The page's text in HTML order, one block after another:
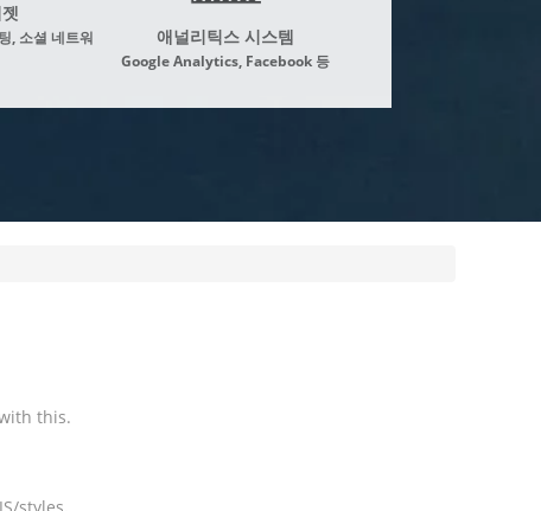
, 소셜 네트워
애널리틱스 시스템
Google Analytics, Facebook 등
this.